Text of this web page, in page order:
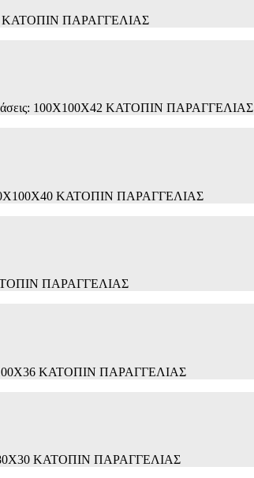
ΚΑΤΟΠΙΝ ΠΑΡΑΓΓΕΛΙΑΣ
100X100X42 ΚΑΤΟΠΙΝ ΠΑΡΑΓΓΕΛΙΑΣ
100Χ100Χ40 ΚΑΤΟΠΙΝ ΠΑΡΑΓΓΕΛΙΑΣ
ΚΑΤΟΠΙΝ ΠΑΡΑΓΓΕΛΙΑΣ
Ø100X36 ΚΑΤΟΠΙΝ ΠΑΡΑΓΓΕΛΙΑΣ
Ø80X30 ΚΑΤΟΠΙΝ ΠΑΡΑΓΓΕΛΙΑΣ